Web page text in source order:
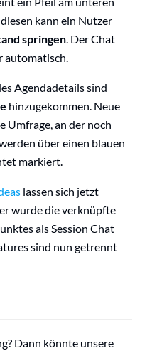
kann ein Nutzer
springen. Der Chat
automatisch.
Agendadetails sind
hinzugekommen. Neue
Umfrage, an der noch
über einen blauen
markiert.
lassen sich jetzt
wurde die verknüpfte
als Session Chat
sind nun getrennt
Dann könnte unsere